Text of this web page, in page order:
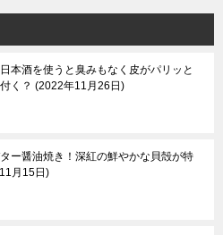
本酒を使うと臭みもなく皮がパリッと
く？
2022年11月26日
ー醤油焼き！深紅の鮮やかな貝殻が特
月15日